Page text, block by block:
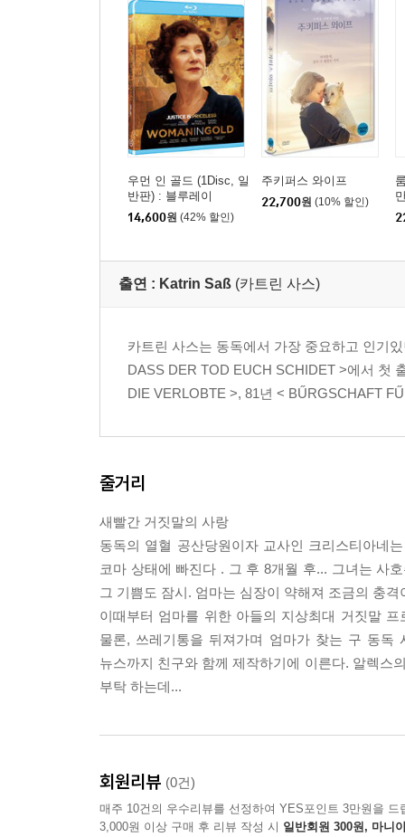
우먼 인 골드 (1Disc, 일
반판) : 블루레이
14,600원 (42% 할인)
주키퍼스 와이프
22,700원 (10% 할인)
출연 : Katrin Saß (카트린 사스)
카트린 사스는 동독에서 가장 중요하고 인기
DASS DER TOD EUCH SCHIDET >에서 첫
DIE VERLOBTE >, 81년 < BŰRGSCHAFT
줄거리
새빨간 거짓말의 사랑
동독의 열혈 공산당원이자 교사인 크리스티아네
코마 상태에 빠진다 . 그 후 8개월 후... 그녀는 사
그 기쁨도 잠시. 엄마는 심장이 약해져 조금의 충
이때부터 엄마를 위한 아들의 지상최대 거짓말
물론, 쓰레기통을 뒤져가며 엄마가 찾는 구 동
뉴스까지 친구와 함께 제작하기에 이른다. 알렉스
부탁 하는데...
회원리뷰 (0건)
매주 10건의 우수리뷰를 선정하여 YES포인트 3만원을 드
3,000원 이상 구매 후 리뷰 작성 시 일반회원 300원, 마니